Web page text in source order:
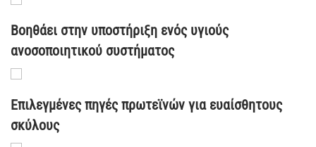
Βοηθάει στην υποστήριξη ενός υγιούς
ανοσοποιητικού συστήματος
Επιλεγμένες πηγές πρωτεϊνών για ευαίσθητους
σκύλους